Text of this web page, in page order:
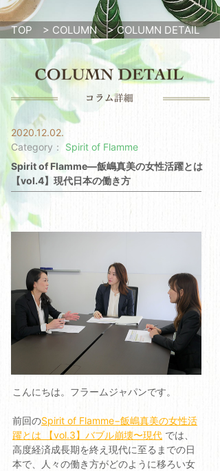
TOP > COLUMN>COLUMN DETAIL
2020.12.02.
Category：
Spirit of Flamme
Spirit of Flamme—飯嶋真美の女性活躍とは
【vol.4】現代日本の働き方
こんにちは。フラームジャパンです。
前回のSpirit of Flamme−飯嶋真美の女性活
躍とは 【vol.3】バブル崩壊〜現代 では、
高度経済成長期を終え現代に至るまでの日
本で、人々の働き方がどのように移ろい女